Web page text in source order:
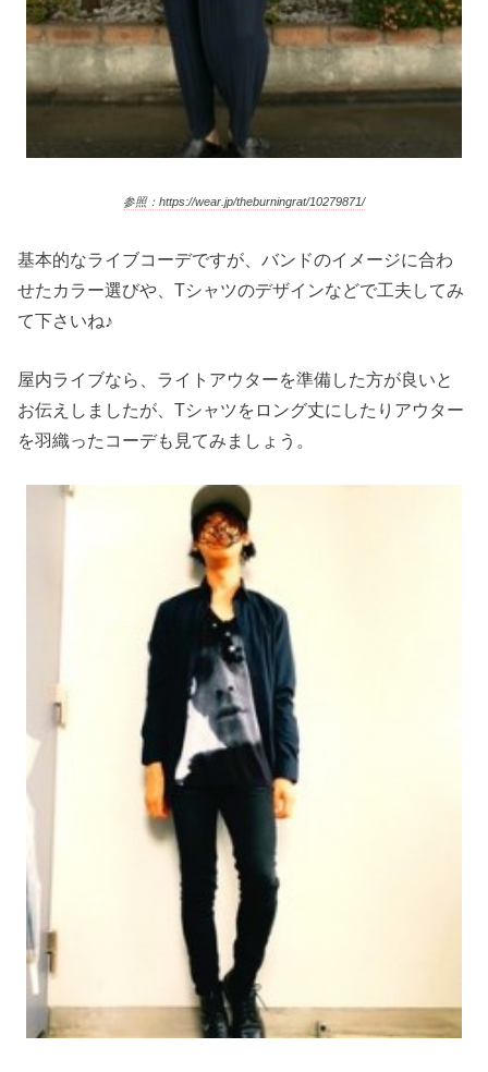
参照：https://wear.jp/theburningrat/10279871/
基本的なライブコーデですが、バンドのイメージに合わ
せたカラー選びや、Tシャツのデザインなどで工夫してみ
て下さいね♪
屋内ライブなら、ライトアウターを準備した方が良いと
お伝えしましたが、Tシャツをロング丈にしたりアウター
を羽織ったコーデも見てみましょう。